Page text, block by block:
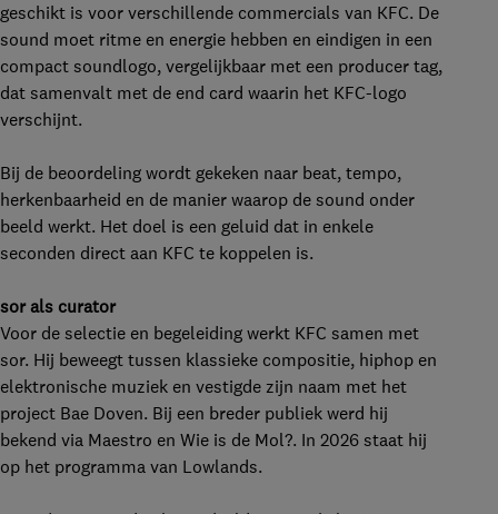
geschikt is voor verschillende commercials van KFC. De
sound moet ritme en energie hebben en eindigen in een
compact soundlogo, vergelijkbaar met een producer tag,
dat samenvalt met de end card waarin het KFC-logo
verschijnt.
Bij de beoordeling wordt gekeken naar beat, tempo,
herkenbaarheid en de manier waarop de sound onder
beeld werkt. Het doel is een geluid dat in enkele
seconden direct aan KFC te koppelen is.
sor als curator
Voor de selectie en begeleiding werkt KFC samen met
sor. Hij beweegt tussen klassieke compositie, hiphop en
elektronische muziek en vestigde zijn naam met het
project Bae Doven. Bij een breder publiek werd hij
bekend via Maestro en Wie is de Mol?. In 2026 staat hij
op het programma van Lowlands.